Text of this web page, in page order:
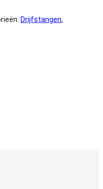
Drijfstangen,